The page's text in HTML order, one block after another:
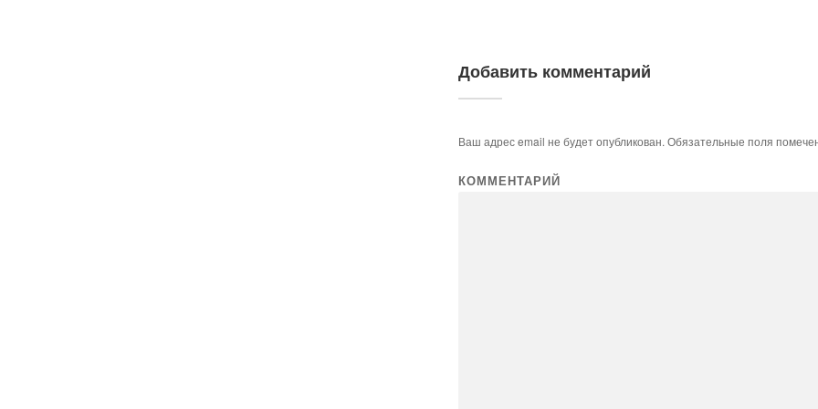
Добавить комментарий
Ваш адрес email не будет опубликован. Обязательные поля
КОММЕНТАРИЙ